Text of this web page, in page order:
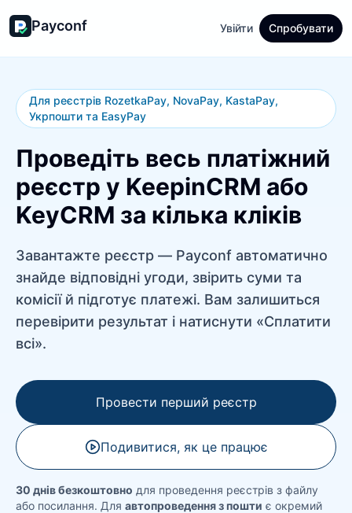
Payconf Увійти Спробувати
Для реєстрів RozetkaPay, NovaPay, KastaPay,
Укрпошти та EasyPay
Проведіть весь платіжний
реєстр у KeepinCRM або
KeyCRM за кілька кліків
Завантажте реєстр — Payconf автоматично
знайде відповідні угоди, звірить суми та
комісії й підготує платежі. Вам залишиться
перевірити результат і натиснути «Сплатити
всі».
Провести перший реєстр
Подивитися, як це працює
30 днів безкоштовно для проведення реєстрів з файлу
або посилання. Для автопроведення з пошти є окремий